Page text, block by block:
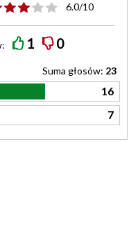
6.0/10
1 0
Suma głosów: 23
16
7